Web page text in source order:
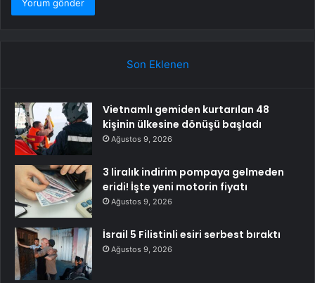
Son Eklenen
Vietnamlı gemiden kurtarılan 48
kişinin ülkesine dönüşü başladı
Ağustos 9, 2026
3 liralık indirim pompaya gelmeden
eridi! İşte yeni motorin fiyatı
Ağustos 9, 2026
İsrail 5 Filistinli esiri serbest bıraktı
Ağustos 9, 2026